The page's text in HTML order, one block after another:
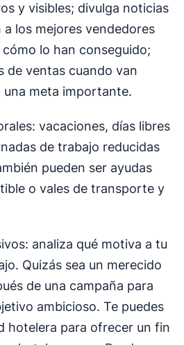
y visibles; divulga noticias
a los mejores vendedores
lo han conseguido;
de ventas cuando van
una meta importante.
vacaciones, días libres
de trabajo reducidas
pueden ser ayudas
o vales de transporte y
analiza qué motiva a tu
Quizás sea un merecido
de una campaña para
ambicioso. Te puedes
hotelera para ofrecer un fin